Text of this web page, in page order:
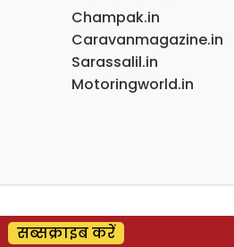
Champak.in
Caravanmagazine.in
Sarassalil.in
Motoringworld.in
सब्सक्राइब करें